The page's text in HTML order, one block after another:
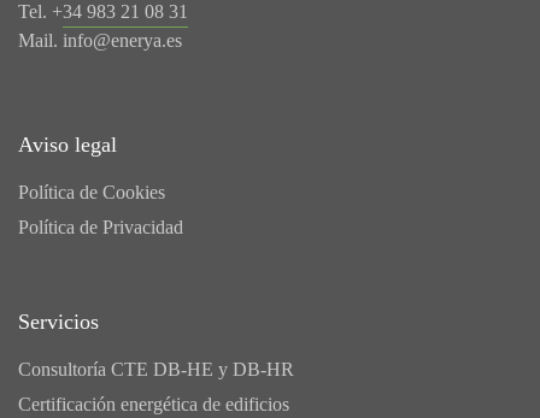
Tel. +34 983 21 08 31
Mail. info@enerya.es
Aviso legal
Política de Cookies
Política de Privacidad
Servicios
Consultoría CTE DB-HE y DB-HR
Certificación energética de edificios